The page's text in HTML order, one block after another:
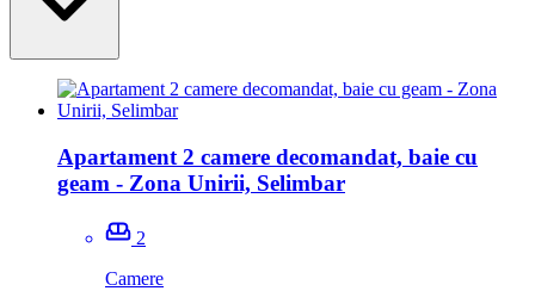
Apartament 2 camere decomandat, baie cu
geam - Zona Unirii, Selimbar
2
Camere